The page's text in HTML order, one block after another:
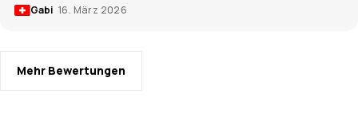
Gabi 16. März 2026
Mehr Bewertungen